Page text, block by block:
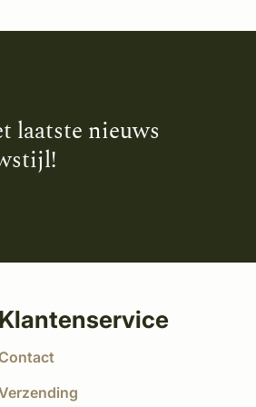
laatste nieuws
Klantenservice